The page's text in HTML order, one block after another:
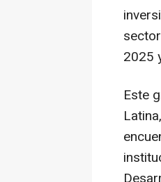
2025
Este